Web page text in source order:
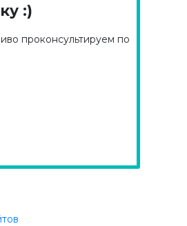
:)
проконсультируем по